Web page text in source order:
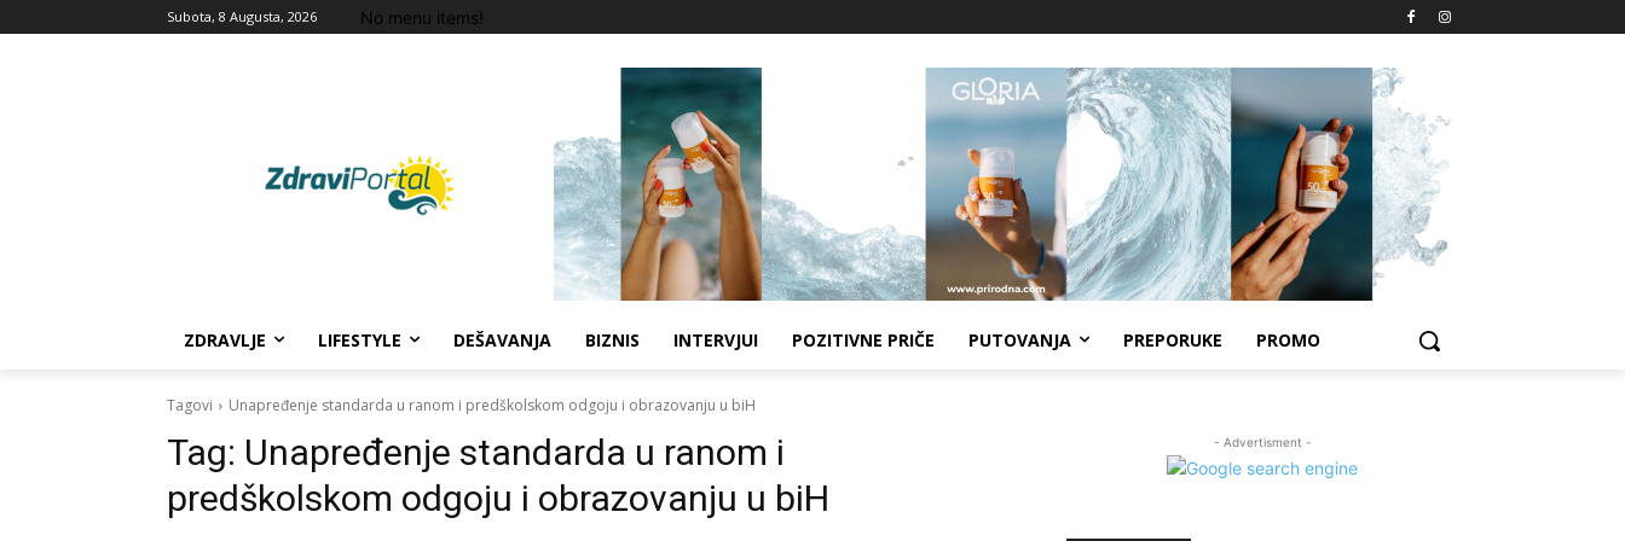
Subota, 8 Augusta, 2026 No menu items!
ZDRAVLJE LIFESTYLE DEŠAVANJA BIZNIS INTERVJUI POZITIVNE PRIČE PUTOVANJA PREPORUKE PROMO
Tagovi Unapređenje standarda u ranom i predškolskom odgoju i obrazovanju u biH
Tag: Unapređenje standarda u ranom i
predškolskom odgoju i obrazovanju u biH
- Advertisment -